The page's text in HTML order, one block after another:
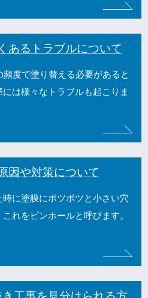
あるトラブルについて
度で塗り替える必要があると
は様々なトラブルも起こりま
因や対策について
に塗膜にポツポツと小さい穴
れをピンホールと呼びます。